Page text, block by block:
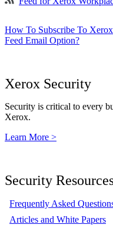
How To Subscribe To
Feed Email Option?
Xerox Security
Security is critical to every
Xerox.
Learn More >
Security
Frequently Asked
Articles and White Papers